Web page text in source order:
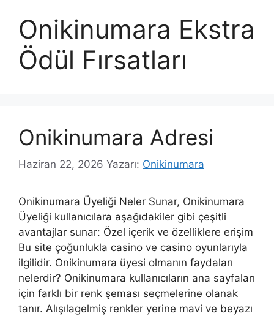
Onikinumara Ekstra
Ödül Fırsatları
Onikinumara Adresi
Haziran 22, 2026 Yazarı: Onikinumara
Onikinumara Üyeliği Neler Sunar, Onikinumara
Üyeliği kullanıcılara aşağıdakiler gibi çeşitli
avantajlar sunar: Özel içerik ve özelliklere erişim
Bu site çoğunlukla casino ve casino oyunlarıyla
ilgilidir. Onikinumara üyesi olmanın faydaları
nelerdir? Onikinumara kullanıcıların ana sayfaları
için farklı bir renk şeması seçmelerine olanak
tanır. Alışılagelmiş renkler yerine mavi ve beyazı